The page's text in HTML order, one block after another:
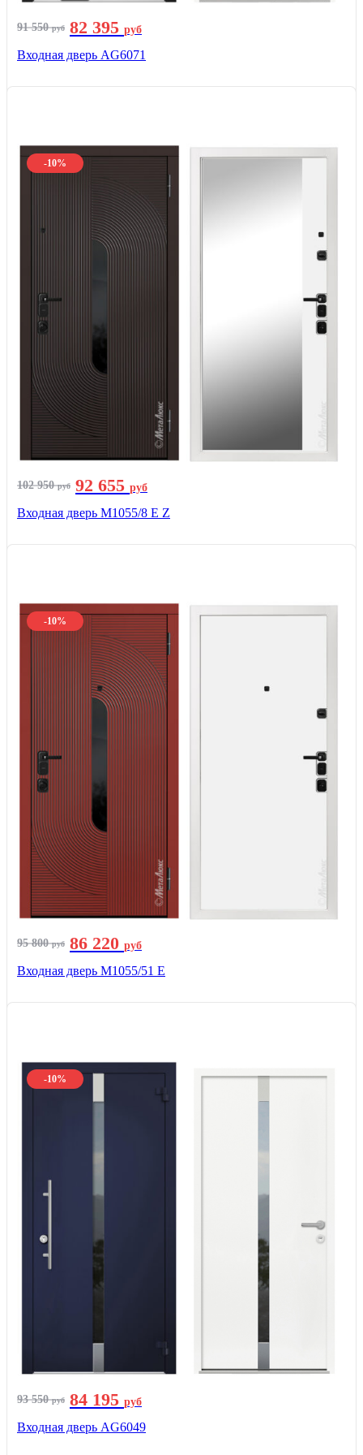
91 550руб 82 395 руб
Входная дверь AG6071
-10%
102 950руб 92 655 руб
Входная дверь М1055/8 Е Z
-10%
95 800руб 86 220 руб
Входная дверь М1055/51 Е
-10%
93 550руб 84 195 руб
Входная дверь AG6049